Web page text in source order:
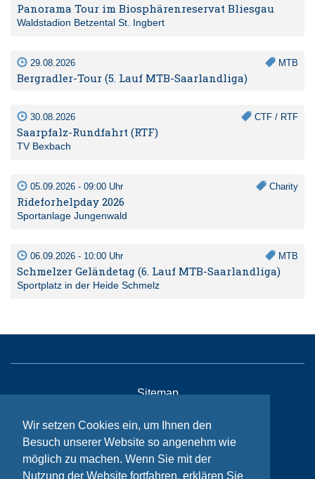
Wir setzen Cookies ein, um Ihnen den
Besuch unserer Website so angenehm wie
möglich zu machen. Wenn Sie mit der
Nutzung der Website fortfahren, erklären Sie
Panorama Tour im Biosphärenreservat Bliesgau
Waldstadion Betzental St. Ingbert
29.08.2026 MTB
Bergradler-Tour (5. Lauf MTB-Saarlandliga)
30.08.2026 CTF / RTF
Saarpfalz-Rundfahrt (RTF)
TV Bexbach
05.09.2026 - 09:00 Uhr Charity
Rideforhelpday 2026
Sportanlage Jungenwald
06.09.2026 - 10:00 Uhr MTB
Schmelzer Geländetag (6. Lauf MTB-Saarlandliga)
Sportplatz in der Heide Schmelz
Sitemap
Impressum
Datenschutzhinweise